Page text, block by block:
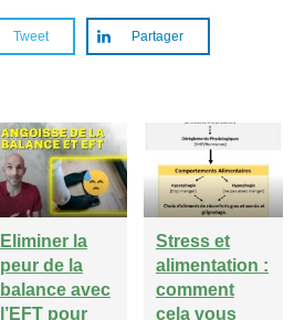
Tweet Partager
Eliminer la
peur de la
balance avec
l’EFT pour
Stress et
alimentation :
comment
cela vous